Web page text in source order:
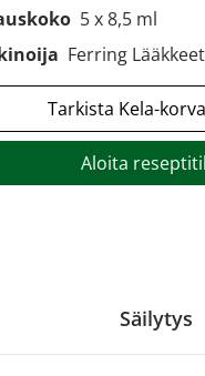
5 x 8,5 ml
Ferring
Tarkista Kela-
Aloita
Säilytys